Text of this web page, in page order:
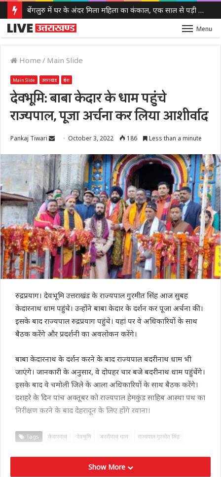
बेंगलुरु में घर के अंदर मिला महिला का कंकाल, एक साल से पड़ी थी लाश, बेटी से भी नहीं था संपर्क
Menu
Home / Main Slide
Main Slide उत्तराखंड प्रदेश
देवभूमि: बाबा केदार के धाम पहुंचे
राज्यपाल, पूजा अर्चना कर लिया आशीर्वाद
Pankaj Tiwari
Send
email
October 3, 2022 186 Less than a minute
रुद्रप्रयाग। देवभूमि उत्तराखंड के राज्यपाल गुरमीत सिंह आज सुबह
केदारनाथ धाम पहुंचे। उन्होंने बाबा केदार के दर्शन कर पूजा अर्चना की।
इसके बाद राज्यपाल रुद्रप्रयाग पहुंचे। यहां पर वे अधिकारियों के साथ
बैठक करेंगे और प्रदर्शनी का अवलोकन करेंगे।
बाबा केदारनाथ के दर्शन करने के बाद राज्यपाल बदरीनाथ धाम भी
जाएंगे। जानकारी के अनुसार, वे दोपहर चार बजे बदरीनाथ धाम पहुंचेंगे।
इसके बाद वे चमोली जिले के आला अधिकारियों के साथ बैठक करेंगे।
दशहरे के दिन पांच अक्तूबर को राज्यपाल हेमकुंड साहिब आस्था पथ का
निरीक्षण करने के बाद देहरादून के लिए होंगे रवाना।
Tags केदारनाथ देवभूमि बदरीनाथ धाम राज्यपाल गुरमीत सिंह
Show More